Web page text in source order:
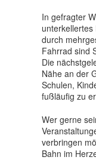
In gefragter
durch
Fahrrad sind
Die
Nähe an der
Schulen,
fußläufig zu
Wer gerne
verbringen
Bahn im